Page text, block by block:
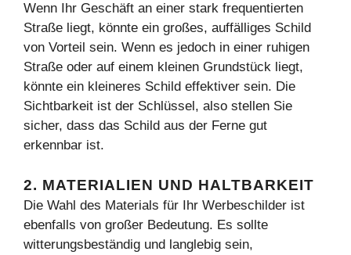
Wenn Ihr Geschäft an einer stark frequentierten
Straße liegt, könnte ein großes, auffälliges Schild
von Vorteil sein. Wenn es jedoch in einer ruhigen
Straße oder auf einem kleinen Grundstück liegt,
könnte ein kleineres Schild effektiver sein. Die
Sichtbarkeit ist der Schlüssel, also stellen Sie
sicher, dass das Schild aus der Ferne gut
erkennbar ist.
2. MATERIALIEN UND HALTBARKEIT
Die Wahl des Materials für Ihr Werbeschilder ist
ebenfalls von großer Bedeutung. Es sollte
witterungsbeständig und langlebig sein,